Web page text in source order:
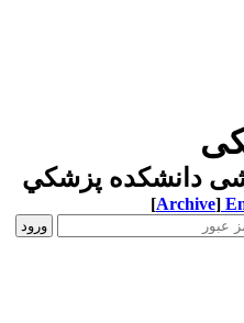
دانشکده پزشکي
[Archive]